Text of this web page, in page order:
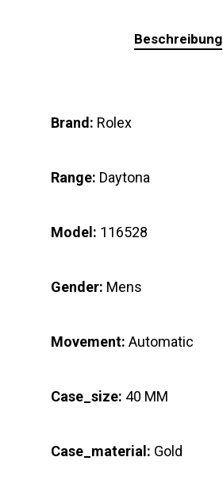
Beschreibung
Brand: Rolex
Range: Daytona
Model: 116528
Gender: Mens
Movement: Automatic
Case_size: 40 MM
Case_material: Gold